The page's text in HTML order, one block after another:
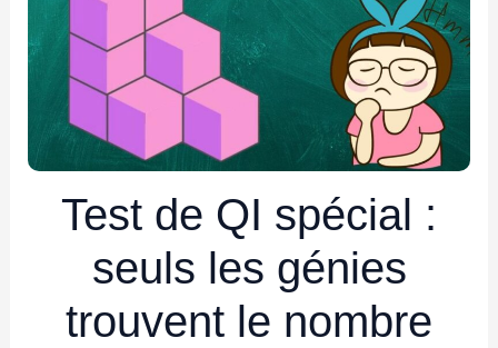
Test de QI spécial :
seuls les génies
trouvent le nombre